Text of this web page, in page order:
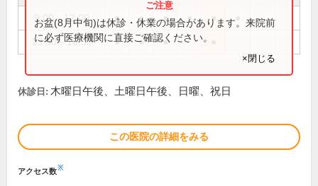
9:00～12:00 ● ● ● ● ●
13:30～16:30 ● ● ●
お盆(8月中旬)は休診・休業の場合があります。来院前
に必ず医療機関に直接ご確認ください。
×閉じる
休診日: 木曜日午後、土曜日午後、日曜、祝日
この医院の詳細をみる
アクセス数※